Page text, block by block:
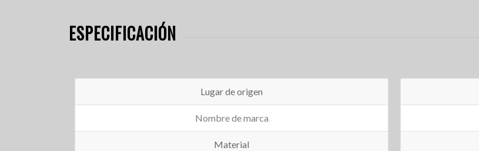
ESPECIFICACIÓN
Lugar de origen
Nombre de marca
Material